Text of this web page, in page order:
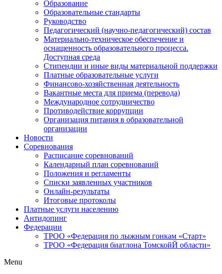
Образование
Образовательные стандарты
Руководство
Педагогический (научно-педагогический) состав
Материально-техническое обеспечение и
оснащенность образовательного процесса.
Доступная среда
Стипендии и иные виды материальной поддержки
Платные образовательные услуги
Финансово-хозяйственная деятельность
Вакантные места для приема (перевода)
Международное сотрудничество
Противодействие коррупции
Организация питания в образовательной
организации
Новости
Соревнования
Расписание соревнований
Календарный план соревнований
Положения и регламенты
Списки заявленных участников
Онлайн-результаты
Итоговые протоколы
Платные услуги населению
Антидопинг
Федерации
ТРОО «Федерация по лыжным гонкам «Старт»
ТРОО «Федерация биатлона ТомскойЙ области»
Menu